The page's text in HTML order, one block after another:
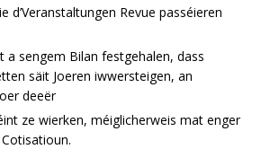
d’Veranstaltungen Revue passéieren
a sengem Bilan festgehalen, dass
säit Joeren iwwersteigen, an
deeër
ze wierken, méiglicherweis mat enger